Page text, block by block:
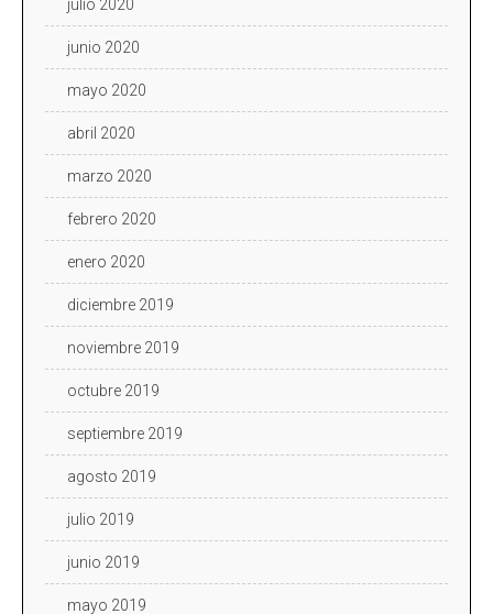
julio 2020
junio 2020
mayo 2020
abril 2020
marzo 2020
febrero 2020
enero 2020
diciembre 2019
noviembre 2019
octubre 2019
septiembre 2019
agosto 2019
julio 2019
junio 2019
mayo 2019